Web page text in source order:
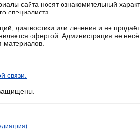
сайта носят ознакомительный
специалиста.
диагностики или лечения и не продаёт
офертой. Администрация не
материалов.
связи.